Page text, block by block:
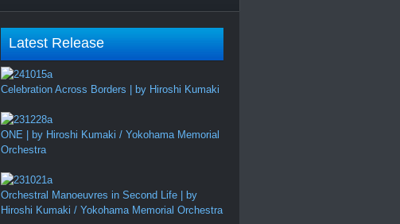
Latest Release
Celebration Across Borders | by Hiroshi Kumaki
ONE | by Hiroshi Kumaki / Yokohama Memorial
Orchestra
Orchestral Manoeuvres in Second Life | by
Hiroshi Kumaki / Yokohama Memorial Orchestra